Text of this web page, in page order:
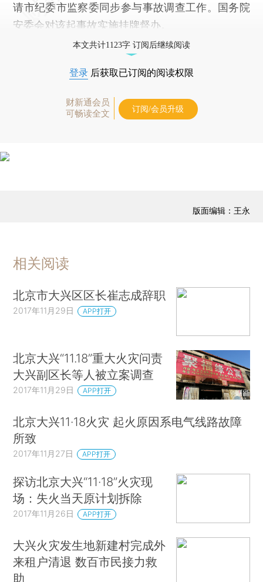
请市纪委市监察委同步参与事故调查工作。国务院
安委会对该起事故实施挂牌督办。
本文共计1123字 订阅后继续阅读
登录 后获取已订阅的阅读权限
财新通会员
可畅读全文
订阅/会员升级
版面编辑：王永
相关阅读
北京市大兴区区长崔志成辞职
2017年11月29日 APP打开
北京大兴“11.18”重大火灾问责
大兴副区长等人被立案调查
2017年11月29日 APP打开
北京大兴11·18火灾 起火原因系电气线路故障
所致
2017年11月27日 APP打开
探访北京大兴“11·18”火灾现
场：失火当天原计划拆除
2017年11月26日 APP打开
大兴火灾发生地新建村完成外
来租户清退 数百市民接力救
助